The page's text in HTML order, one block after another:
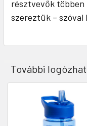
résztvevők többen
szereztük – szóval
További